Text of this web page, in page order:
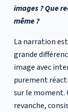
images ? Que
même ?
La narration
grande
image avec
purement
sur le moment.
revanche,